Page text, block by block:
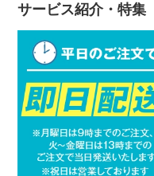
サービス紹介・特集